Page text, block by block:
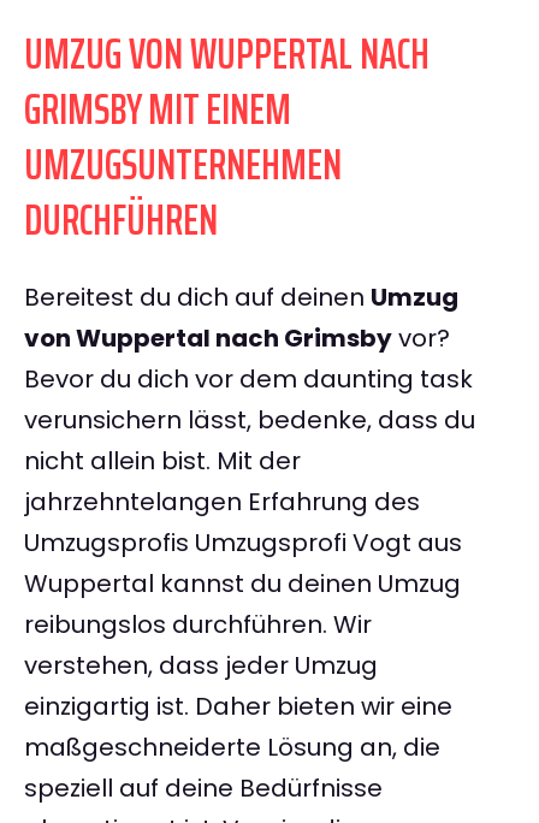
UMZUG VON WUPPERTAL NACH
GRIMSBY MIT EINEM
UMZUGSUNTERNEHMEN
DURCHFÜHREN
Bereitest du dich auf deinen Umzug
von Wuppertal nach Grimsbyvor?
Bevor du dich vor dem daunting task
verunsichern lässt, bedenke, dass du
nicht allein bist. Mit der
jahrzehntelangen Erfahrung des
Umzugsprofis Umzugsprofi Vogt aus
Wuppertal kannst du deinen Umzug
reibungslos durchführen. Wir
verstehen, dass jeder Umzug
einzigartig ist. Daher bieten wir eine
maßgeschneiderte Lösung an, die
speziell auf deine Bedürfnisse